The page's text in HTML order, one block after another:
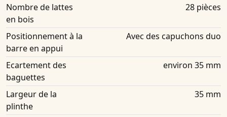
Nombre de lattes
en bois
28 pièces
Positionnement à la
barre en appui
Avec des capuchons duo
Ecartement des
baguettes
environ 35 mm
Largeur de la
plinthe
35 mm